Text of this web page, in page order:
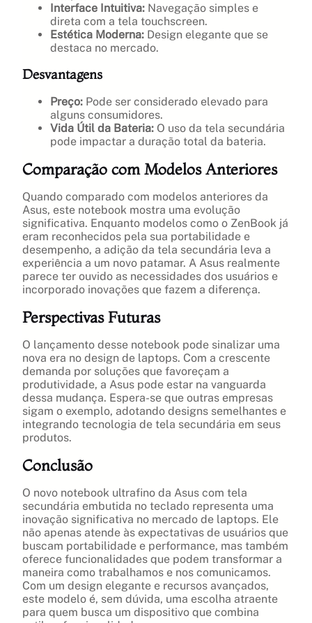
Interface Intuitiva: Navegação simples e
direta com a tela touchscreen.
Estética Moderna: Design elegante que se
destaca no mercado.
Desvantagens
Preço: Pode ser considerado elevado para
alguns consumidores.
Vida Útil da Bateria: O uso da tela secundária
pode impactar a duração total da bateria.
Comparação com Modelos Anteriores
Quando comparado com modelos anteriores da
Asus, este notebook mostra uma evolução
significativa. Enquanto modelos como o ZenBook já
eram reconhecidos pela sua portabilidade e
desempenho, a adição da tela secundária leva a
experiência a um novo patamar. A Asus realmente
parece ter ouvido as necessidades dos usuários e
incorporado inovações que fazem a diferença.
Perspectivas Futuras
O lançamento desse notebook pode sinalizar uma
nova era no design de laptops. Com a crescente
demanda por soluções que favoreçam a
produtividade, a Asus pode estar na vanguarda
dessa mudança. Espera-se que outras empresas
sigam o exemplo, adotando designs semelhantes e
integrando tecnologia de tela secundária em seus
produtos.
Conclusão
O novo notebook ultrafino da Asus com tela
secundária embutida no teclado representa uma
inovação significativa no mercado de laptops. Ele
não apenas atende às expectativas de usuários que
buscam portabilidade e performance, mas também
oferece funcionalidades que podem transformar a
maneira como trabalhamos e nos comunicamos.
Com um design elegante e recursos avançados,
este modelo é, sem dúvida, uma escolha atraente
para quem busca um dispositivo que combina